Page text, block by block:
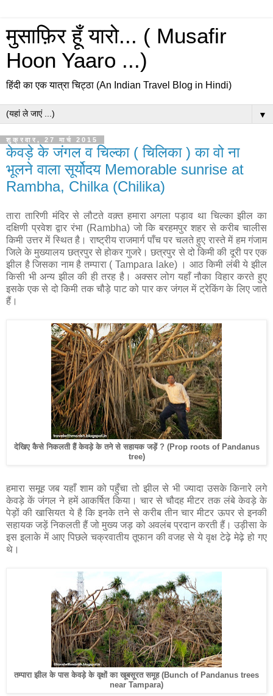
मुसाफ़िर हूँ यारो... ( Musafir
Hoon Yaaro ...)
हिंदी का एक यात्रा चिट्ठा (An Indian Travel Blog in Hindi)
▼
शुक्रवार, 27 मार्च 2015
केवड़े के जंगल व चिल्का ( चिलिका ) का वो ना
भूलने वाला सूर्योदय Memorable sunrise at
Rambha, Chilka (Chilika)
तारा तारिणी मंदिर से लौटते वक़्त हमारा अगला पड़ाव था चिल्का झील का
दक्षिणी प्रवेश द्वार रंभा (Rambha) जो कि बरहमपुर शहर से करीब चालीस
किमी उत्तर में स्थित है। राष्ट्रीय राजमार्ग पाँच पर चलते हुए रास्ते में हम गंजाम
जिले के मुख्यालय छत्रपुर से होकर गुजरे। छत्रपुर से दो किमी की दूरी पर एक
झील है जिसका नाम है तम्पारा ( Tampara lake) । आठ किमी लंबी ये झील
किसी भी अन्य झील की ही तरह है। अक्सर लोग यहाँ नौका विहार करते हुए
इसके एक से दो किमी तक चौड़े पाट को पार कर जंगल में ट्रेकिंग के लिए जाते
हैं।
देखिए कैसे निकलती हैं केवड़े के तने से सहायक जड़ें ? (Prop roots of Pandanus
tree)
हमारा समूह जब यहाँ शाम को पहुँचा तो झील से भी ज्यादा उसके किनारे लगे
केवड़े कें जंगल ने हमें आकर्षित किया। चार से चौदह मीटर तक लंबे केवड़े के
पेड़ों की खासियत ये है कि इनके तने से करीब तीन चार मीटर ऊपर से इनकी
सहायक जड़ें निकलती हैं जो मुख्य जड़ को अवलंब प्रदान करती हैं। उड़ीसा के
इस इलाके में आए पिछले चक्रवातीय तूफान की वजह से ये वृक्ष टेढ़े मेढ़े हो गए
थे।
तम्पारा झील के पास केवड़े के वृक्षों का खूबसूरत समूह (Bunch of Pandanus trees
near Tampara)